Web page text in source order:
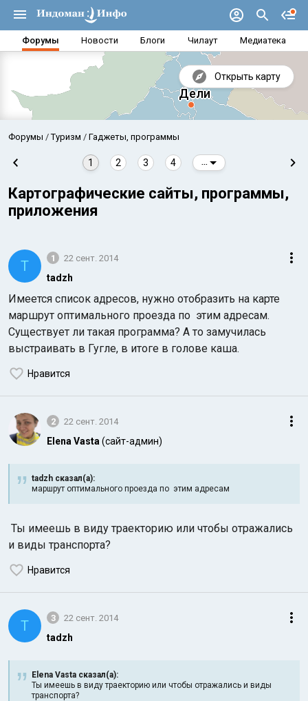
Форумы Новости Блоги Чилаут Медиатека
Открыть карту
Аравийское море
Форумы Туризм Гаджеты, программы
1 2 3 4
Картографические сайты, программы,
приложения
T 1 22 сент. 2014
tadzh
Имеется список адресов, нужно отобразить на карте
маршрут оптимального проезда по этим адресам.
Существует ли такая программа? А то замучилась
выстраивать в Гугле, в итоге в голове каша.
Нравится
2 22 сент. 2014
Elena Vasta (сайт-админ)
tadzh сказал(а):
маршрут оптимального проезда по этим адресам
Ты имеешь в виду траекторию или чтобы отражались
и виды транспорта?
Нравится
T 3 22 сент. 2014
tadzh
Elena Vasta сказал(а):
Ты имеешь в виду траекторию или чтобы отражались и виды
транспорта?